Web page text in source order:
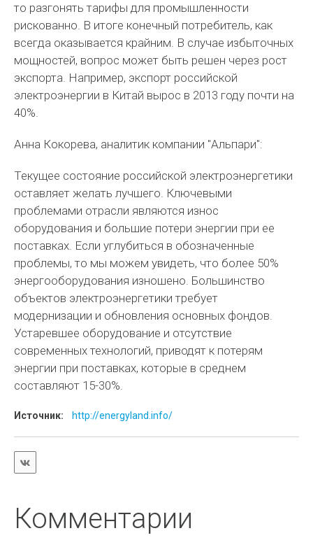
то разгонять тарифы для промышленности
рискованно. В итоге конечный потребитель, как
всегда оказывается крайним. В случае избыточных
мощностей, вопрос может быть решен через рост
экспорта. Например, экспорт российской
электроэнергии в Китай вырос в 2013 году почти на
40%.
Анна Кокорева, аналитик компании "Альпари":
Текущее состояние российской электроэнергетики
оставляет желать лучшего. Ключевыми
проблемами отрасли являются износ
оборудования и большие потери энергии при ее
поставках. Если углубиться в обозначенные
проблемы, то мы можем увидеть, что более 50%
энергооборудования изношено. Большинство
объектов электроэнергетики требует
модернизации и обновления основных фондов.
Устаревшее оборудование и отсутствие
современных технологий, приводят к потерям
энергии при поставках, которые в среднем
составляют 15-30%.
Источник: http://energyland.info/
Комментарии